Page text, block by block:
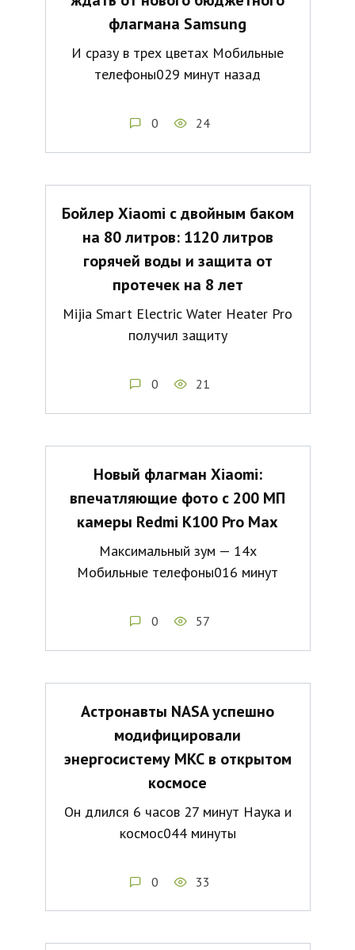
флагмана Samsung
И сразу в трех цветах Мобильные
телефоны029 минут назад
0 24
Бойлер Xiaomi с двойным баком
на 80 литров: 1120 литров
горячей воды и защита от
протечек на 8 лет
Mijia Smart Electric Water Heater Pro
получил защиту
0 21
Новый флагман Xiaomi:
впечатляющие фото с 200 МП
камеры Redmi K100 Pro Max
Максимальный зум — 14х
Мобильные телефоны016 минут
0 57
Астронавты NASA успешно
модифицировали
энергосистему МКС в открытом
космосе
Он длился 6 часов 27 минут Наука и
космос044 минуты
0 33